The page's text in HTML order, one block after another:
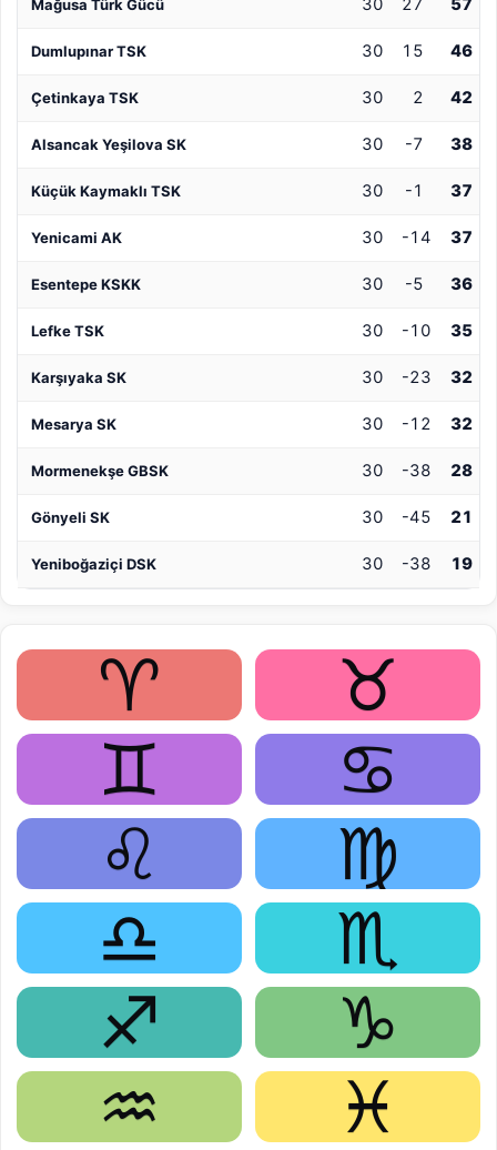
Mağusa Türk Gücü 30 27 57
Dumlupınar TSK 30 15 46
Çetinkaya TSK 30 2 42
Alsancak Yeşilova SK 30 -7 38
Küçük Kaymaklı TSK 30 -1 37
Yenicami AK 30 -14 37
Esentepe KSKK 30 -5 36
Lefke TSK 30 -10 35
Karşıyaka SK 30 -23 32
Mesarya SK 30 -12 32
Mormenekşe GBSK 30 -38 28
Gönyeli SK 30 -45 21
Yeniboğaziçi DSK 30 -38 19
♈
♉
♊
♋
♌
♍
♎
♏
♐
♑
♒
♓